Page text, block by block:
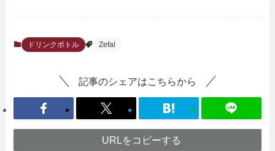
ドリンクボトル Zefal
記事のシェアはこちらから
URLをコピーする